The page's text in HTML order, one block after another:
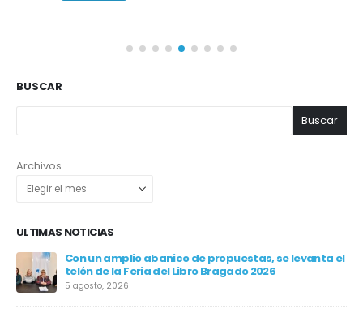
BUSCAR
Buscar
Archivos
ULTIMAS NOTICIAS
Con un amplio abanico de propuestas, se levanta el
telón de la Feria del Libro Bragado 2026
5 agosto, 2026